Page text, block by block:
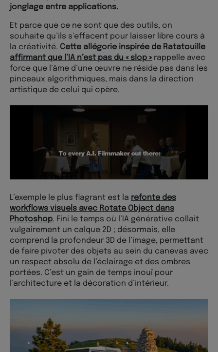
jonglage entre applications.
Et parce que ce ne sont que des outils, on
souhaite qu’ils s’effacent pour laisser libre cours à
la créativité. Cette allégorie inspirée de Ratatouille
affirmant que l’IA n’est pas du « slop » rappelle avec
force que l’âme d’une œuvre ne réside pas dans les
pinceaux algorithmiques, mais dans la direction
artistique de celui qui opère.
L’exemple le plus flagrant est la refonte des
workflows visuels avec Rotate Object dans
Photoshop. Fini le temps où l’IA générative collait
vulgairement un calque 2D ; désormais, elle
comprend la profondeur 3D de l’image, permettant
de faire pivoter des objets au sein du canevas avec
un respect absolu de l’éclairage et des ombres
portées. C’est un gain de temps inouï pour
l’architecture et la décoration d’intérieur.